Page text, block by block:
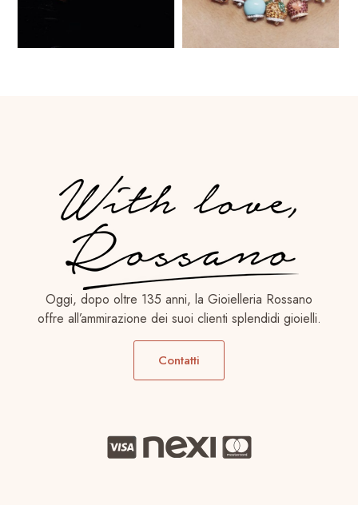
Oggi, dopo oltre 135 anni, la Gioielleria Rossano
offre all’ammirazione dei suoi clienti splendidi gioielli.
Contatti